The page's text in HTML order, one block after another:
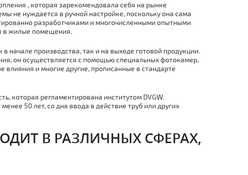
, которая зарекомендовала себя на рынке
не нуждается в ручной настройке, поскольку она сама
разработчиками и многочисленными опытными
в жилые помещения.
начале производства, так и на выходе готовой продукции.
он осуществляется с помощью специальных фотокамер,
влияния и многие другие, прописанные в стандарте
которая регламентирована институтом DVGW.
50 лет, со дня ввода в действие тpуб или других
В РАЗЛИЧНЫХ СФЕРАХ,